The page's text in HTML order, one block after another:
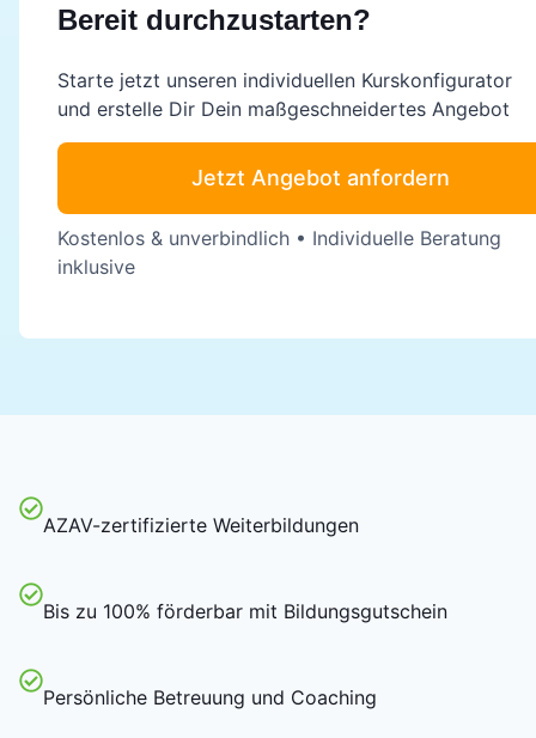
Bereit durchzustarten?
Starte jetzt unseren individuellen Kurskonfigurator
und erstelle Dir Dein maßgeschneidertes Angebot
Jetzt Angebot anfordern
Kostenlos & unverbindlich • Individuelle Beratung
inklusive
AZAV-zertifizierte Weiterbildungen
Bis zu 100% förderbar mit Bildungsgutschein
Persönliche Betreuung und Coaching